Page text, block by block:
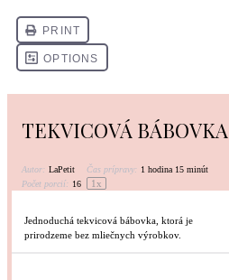
TEKVICOVÁ BÁBOVKA
Autor: LaPetit Čas prípravy: 1 hodina 15 minút
Počet porcií: 16 1x
Jednoduchá tekvicová bábovka, ktorá je
prirodzeme bez mliečnych výrobkov.